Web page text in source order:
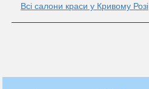
Всі салони краси у Кривому Розі